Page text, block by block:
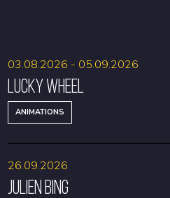
Lucky Wheel
ANIMATIONS
03.08.2026 - 05.09.2026
Julien Bing
26.09.2026